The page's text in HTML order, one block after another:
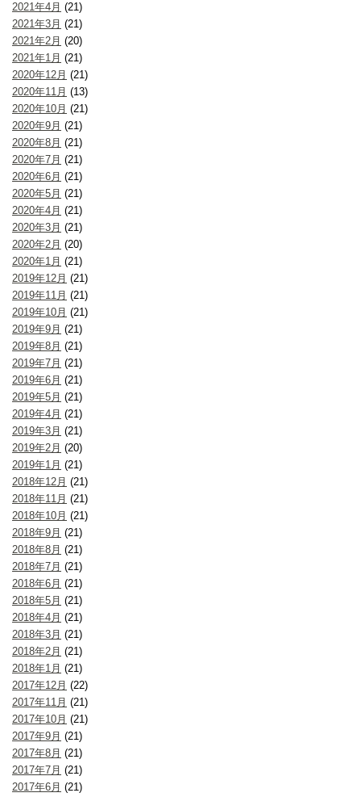
2021年4月 (21)
2021年3月 (21)
2021年2月 (20)
2021年1月 (21)
2020年12月 (21)
2020年11月 (13)
2020年10月 (21)
2020年9月 (21)
2020年8月 (21)
2020年7月 (21)
2020年6月 (21)
2020年5月 (21)
2020年4月 (21)
2020年3月 (21)
2020年2月 (20)
2020年1月 (21)
2019年12月 (21)
2019年11月 (21)
2019年10月 (21)
2019年9月 (21)
2019年8月 (21)
2019年7月 (21)
2019年6月 (21)
2019年5月 (21)
2019年4月 (21)
2019年3月 (21)
2019年2月 (20)
2019年1月 (21)
2018年12月 (21)
2018年11月 (21)
2018年10月 (21)
2018年9月 (21)
2018年8月 (21)
2018年7月 (21)
2018年6月 (21)
2018年5月 (21)
2018年4月 (21)
2018年3月 (21)
2018年2月 (21)
2018年1月 (21)
2017年12月 (22)
2017年11月 (21)
2017年10月 (21)
2017年9月 (21)
2017年8月 (21)
2017年7月 (21)
2017年6月 (21)